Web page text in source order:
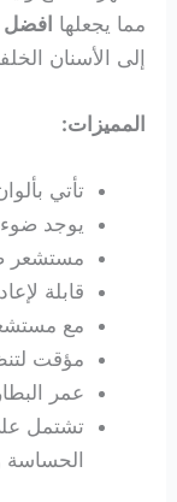
مما يجعلها افضل
إلى الأسنان
المميزات:
تأتي
يوجد
مستشعر ضغط
قابلة
مع
مؤقت
عمر
الحساسة